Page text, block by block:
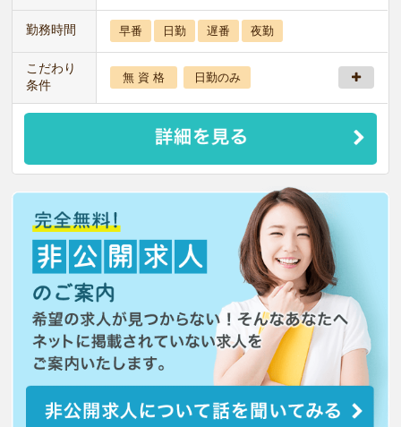
勤務時間 早番 日勤 遅番 夜勤
こだわり
条件
無 資 格 日勤のみ